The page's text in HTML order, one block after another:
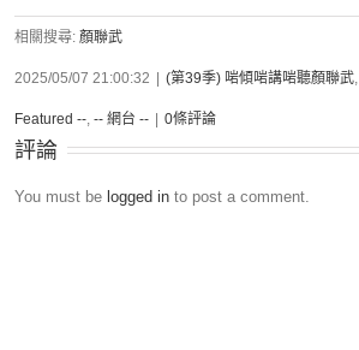
相關搜尋: 顏聯武
2025/05/07 21:00:32 (第39季) 啱傾啱講啱聽顏聯武,
Featured --, -- 網台 -- 0條評論
評論
You must be logged in to post a comment.